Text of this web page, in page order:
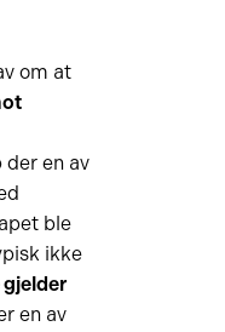
om at
en av
ble
ikke
gjelder
en av